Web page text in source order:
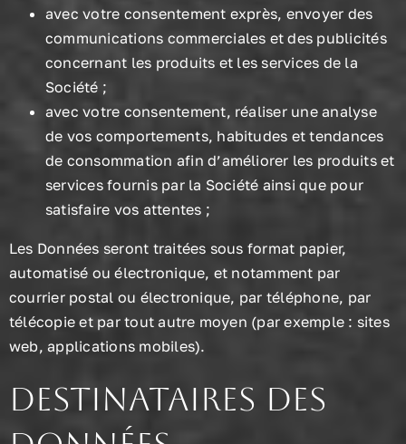
avec votre consentement exprès, envoyer des
communications commerciales et des publicités
concernant les produits et les services de la
Société ;
avec votre consentement, réaliser une analyse
de vos comportements, habitudes et tendances
de consommation afin d’améliorer les produits et
services fournis par la Société ainsi que pour
satisfaire vos attentes ;
Les Données seront traitées sous format papier,
automatisé ou électronique, et notamment par
courrier postal ou électronique, par téléphone, par
télécopie et par tout autre moyen (par exemple : sites
web, applications mobiles).
Destinataires des